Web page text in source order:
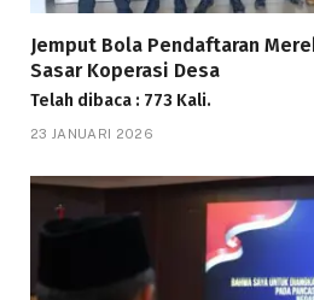
Jemput Bola Pendaftaran
Sasar Koperasi Desa
Telah dibaca : 773 Kali.
23 JANUARI 2026